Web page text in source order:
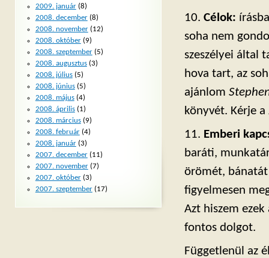
10. Célok:
soha nem
szeszélyei által
hova tart, az
ajánlom
könyvét. Kérje
11. Emberi
baráti,
örömét,
figyelmesen
Azt hiszem
fontos dolgot.
Függetlenül az
2009. január(8)
2008. december(8)
2008. november(12)
2008. október(9)
2008. szeptember(5)
2008. augusztus(3)
2008. július(5)
2008. június(5)
2008. május(4)
2008. április(1)
2008. március(9)
2008. február(4)
2008. január(3)
2007. december(11)
2007. november(7)
2007. október(3)
2007. szeptember(17)